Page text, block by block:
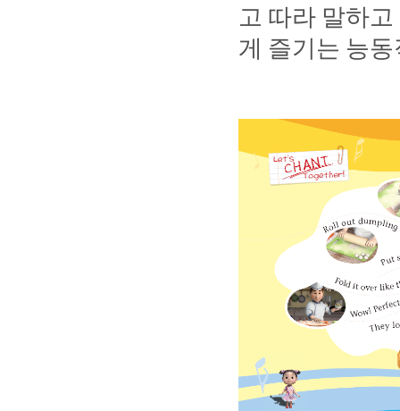
고 따라 말하고
게 즐기는 능